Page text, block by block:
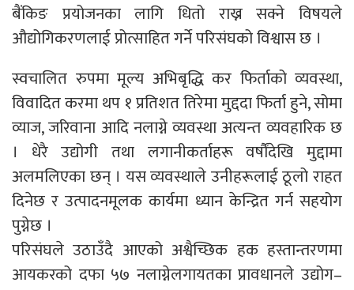
बैंकिङ प्रयोजनका लागि धितो राख्न सक्ने विषयले
औद्योगिकरणलाई प्रोत्साहित गर्ने परिसंघको विश्वास छ ।
स्वचालित रुपमा मूल्य अभिबृद्धि कर फिर्ताको व्यवस्था,
विवादित करमा थप १ प्रतिशत तिरेमा मुद्ददा फिर्ता हुने, सोमा
व्याज, जरिवाना आदि नलाग्ने व्यवस्था अत्यन्त व्यवहारिक छ
। धेरै उद्योगी तथा लगानीकर्ताहरू वर्षौंदेखि मुद्दामा
अलमलिएका छन् । यस व्यवस्थाले उनीहरूलाई ठूलो राहत
दिनेछ र उत्पादनमूलक कार्यमा ध्यान केन्द्रित गर्न सहयोग
पुग्नेछ ।
परिसंघले उठाउँदै आएको अश्वैच्छिक हक हस्तान्तरणमा
आयकरको दफा ५७ नलाग्नेलगायतका प्रावधानले उद्योग–